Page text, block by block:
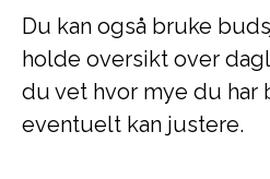
Du kan også bruke
holde oversikt over
du vet hvor mye du har
eventuelt kan justere.